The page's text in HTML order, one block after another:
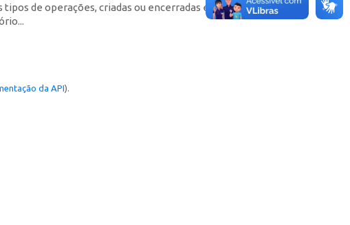
de operações, criadas ou encerradas em cada
da API).